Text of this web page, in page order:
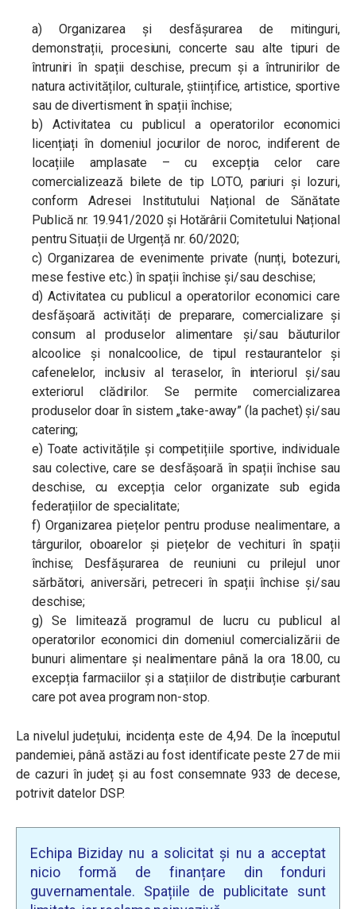
a) Organizarea și desfășurarea de mitinguri,
demonstrații, procesiuni, concerte sau alte tipuri de
întruniri în spații deschise, precum și a întrunirilor de
natura activităților, culturale, științifice, artistice, sportive
sau de divertisment în spații închise;
b) Activitatea cu publicul a operatorilor economici
licențiați în domeniul jocurilor de noroc, indiferent de
locațiile amplasate – cu excepția celor care
comercializează bilete de tip LOTO, pariuri și lozuri,
conform Adresei Institutului Național de Sănătate
Publică nr. 19.941/2020 și Hotărârii Comitetului Național
pentru Situații de Urgență nr. 60/2020;
c) Organizarea de evenimente private (nunți, botezuri,
mese festive etc.) în spații închise și/sau deschise;
d) Activitatea cu publicul a operatorilor economici care
desfășoară activități de preparare, comercializare și
consum al produselor alimentare și/sau băuturilor
alcoolice și nonalcoolice, de tipul restaurantelor și
cafenelelor, inclusiv al teraselor, în interiorul și/sau
exteriorul clădirilor. Se permite comercializarea
produselor doar în sistem „take-away” (la pachet) și/sau
catering;
e) Toate activitățile și competițiile sportive, individuale
sau colective, care se desfășoară în spații închise sau
deschise, cu excepția celor organizate sub egida
federațiilor de specialitate;
f) Organizarea piețelor pentru produse nealimentare, a
târgurilor, oboarelor și piețelor de vechituri în spații
închise; Desfășurarea de reuniuni cu prilejul unor
sărbători, aniversări, petreceri în spații închise și/sau
deschise;
g) Se limitează programul de lucru cu publicul al
operatorilor economici din domeniul comercializării de
bunuri alimentare și nealimentare până la ora 18.00, cu
excepția farmaciilor și a stațiilor de distribuție carburant
care pot avea program non-stop.
La nivelul județului, incidența este de 4,94. De la începutul
pandemiei, până astăzi au fost identificate peste 27 de mii
de cazuri în județ și au fost consemnate 933 de decese,
potrivit datelor DSP.
Echipa Biziday nu a solicitat și nu a acceptat
nicio formă de finanțare din fonduri
guvernamentale. Spațiile de publicitate sunt